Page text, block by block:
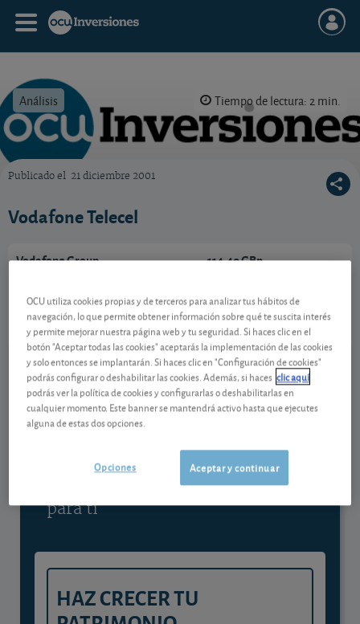
Análisis Tiempo de lectura: 2 min.
Publicado el 21 diciembre 2001
Vodafone Telecel
Vodafone Group
05/08/2026 Londres
114,40 GBp
Ver detalladamente
Contenido reservado a SOCIOS
Gestiona tu dinero con visión
experta
y consigue que cada euro trabaje
para ti
HAZ CRECER TU
OCU utiliza cookies propias y de terceros para analizar tus hábitos de
navegación, lo que permite obtener información sobre qué te suscita interés
y permite mejorar nuestra página web y tu seguridad. Si haces clic en el
botón "Aceptar todas las cookies" aceptarás la implementación de las cookies
y solo entonces se implantarán. Si haces clic en "Configuración de cookies"
podrás configurar o deshabilitar las cookies. Además, si haces clic aquí
podrás ver la política de cookies y configurarlas o deshabilitarlas en
cualquier momento. Este banner se mantendrá activo hasta que ejecutes
alguna de estas dos opciones.
Aceptar y continuar
Opciones